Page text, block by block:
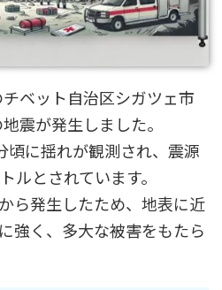
ベット自治区シガツェ市
震が発生しました。
頃に揺れが観測され、震源
ルとされています。
ら発生したため、地表に近
強く、多大な被害をもたら